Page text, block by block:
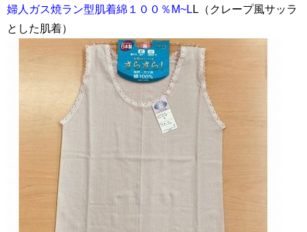
婦人ガス焼ラン型肌着綿１００％M~L L（クレープ風サッラ
とした肌着）